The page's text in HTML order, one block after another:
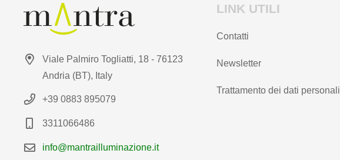
Viale Palmiro Togliatti, 18 - 76123
Andria (BT), Italy
+39 0883 895079
3311066486
info@mantrailluminazione.it
LINK UTILI
Contatti
Newsletter
Trattamento dei dati personali